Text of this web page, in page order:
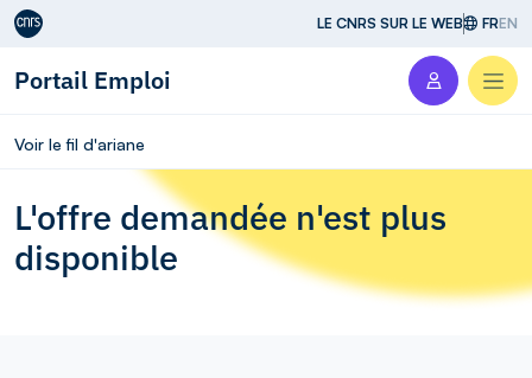
Aller au contenu LE CNRS SUR LE WEB FREN
Portail Emploi
Voir le fil d'ariane
L'offre demandée n'est plus
disponible